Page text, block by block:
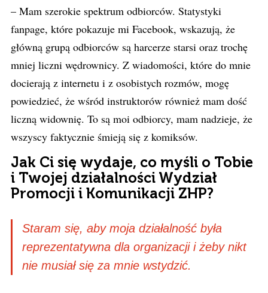
– Mam szerokie spektrum odbiorców. Statystyki
fanpage, które pokazuje mi Facebook, wskazują, że
główną grupą odbiorców są harcerze starsi oraz trochę
mniej liczni wędrownicy. Z wiadomości, które do mnie
docierają z internetu i z osobistych rozmów, mogę
powiedzieć, że wśród instruktorów również mam dość
liczną widownię. To są moi odbiorcy, mam nadzieje, że
wszyscy faktycznie śmieją się z komiksów.
Jak Ci się wydaje, co myśli o Tobie
i Twojej działalności Wydział
Promocji i Komunikacji ZHP?
Staram się, aby moja działalność była
reprezentatywna dla organizacji i żeby nikt
nie musiał się za mnie wstydzić.